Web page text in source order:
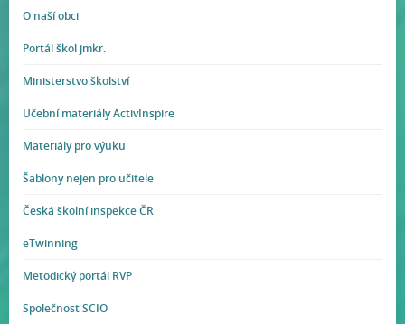
O naší obci
Portál škol jmkr.
Ministerstvo školství
Učební materiály ActivInspire
Materiály pro výuku
Šablony nejen pro učitele
Česká školní inspekce ČR
eTwinning
Metodický portál RVP
Společnost SCIO